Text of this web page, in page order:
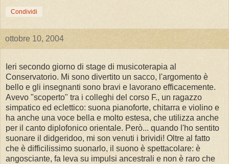
Condividi
ottobre 10, 2004
Ieri secondo giorno di stage di musicoterapia al
Conservatorio. Mi sono divertito un sacco, l'argomento è
bello e gli insegnanti sono bravi e lavorano efficacemente.
Avevo "scoperto" tra i colleghi del corso F., un ragazzo
simpatico ed eclettico: suona pianoforte, chitarra e violino e
ha anche una voce bella e molto estesa, che utilizza anche
per il canto diplofonico orientale. Però... quando l'ho sentito
suonare il didgeridoo, mi son venuti i brividi! Oltre al fatto
che è difficilissimo suonarlo, il suono è spettacolare: è
angosciante, fa leva su impulsi ancestrali e non è raro che